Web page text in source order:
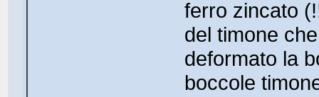
ferro zincato
del timone
deformato la
boccole